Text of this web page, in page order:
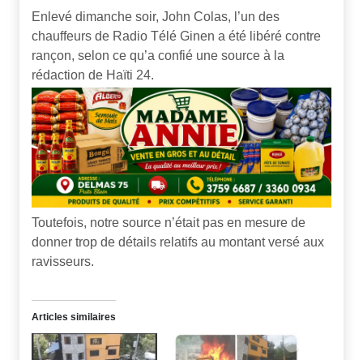
Enlevé dimanche soir, John Colas, l’un des
chauffeurs de Radio Télé Ginen a été libéré contre
rançon, selon ce qu’a confié une source à la
rédaction de Haïti 24.
Toutefois, notre source n’était pas en mesure de
donner trop de détails relatifs au montant versé aux
ravisseurs.
Articles similaires